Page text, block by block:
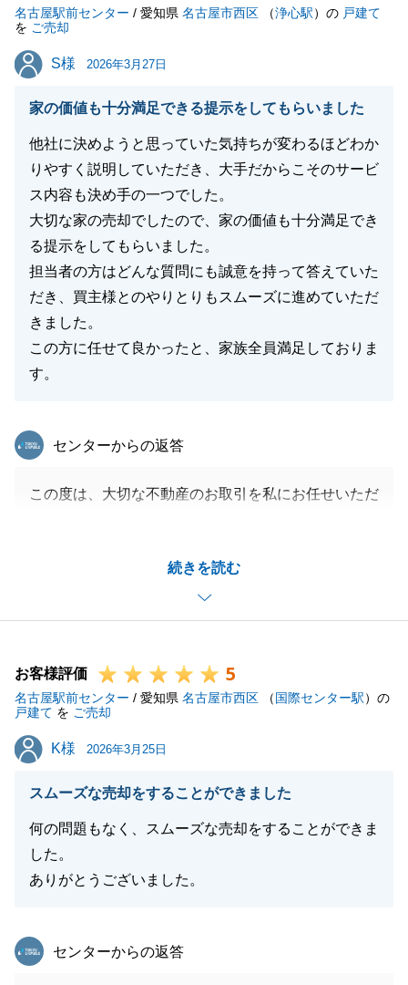
名古屋駅前センター / 愛知県 名古屋市西区 （浄心駅）の 戸建て
を ご売却
S様
S様 2026年3月27日
家の価値も十分満足できる提示をしてもらいました
他社に決めようと思っていた気持ちが変わるほどわか
りやすく説明していただき、大手だからこそのサービ
ス内容も決め手の一つでした。
大切な家の売却でしたので、家の価値も十分満足でき
る提示をしてもらいました。
担当者の方はどんな質問にも誠意を持って答えていた
だき、買主様とのやりとりもスムーズに進めていただ
きました。
この方に任せて良かったと、家族全員満足しておりま
す。
続きを読む
東急リバブル
センターからの返答
この度は、大切な不動産のお取引を私にお任せいただ
ましたこと、心より御礼申し上げます。
不動産売却という大切なお取引において、ご不安に繋
がることのないよう、常に「即返信」と「分かりやす
S様の多大なるご協力があって、良いご縁のあるお取
引ができたと思っております。
お取引はひとつの区切りを迎えますが、今後とも、末
永いお付き合いをよろしくお願い申し上げます。
閉じる
お客様評価 5
名古屋駅前センター / 愛知県 名古屋市西区 （国際センター駅）の
戸建て を ご売却
K様
K様 2026年3月25日
スムーズな売却をすることができました
何の問題もなく、スムーズな売却をすることができま
した。
ありがとうございました。
東急リバブル
センターからの返答